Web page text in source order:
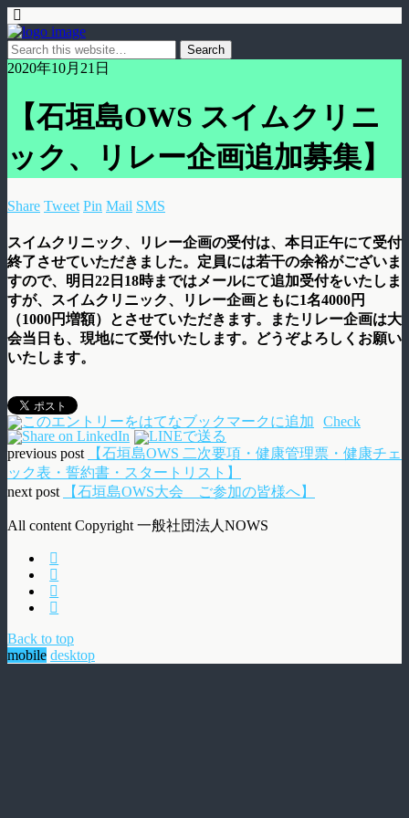
2020年10月21日
【石垣島OWS スイムクリニ
ック、リレー企画追加募集】
Share Tweet Pin Mail SMS
スイムクリニック、リレー企画の受付は、本日正午にて受付
終了させていただきました。定員には若干の余裕がございま
すので、明日22日18時まではメールにて追加受付をいたしま
すが、スイムクリニック、リレー企画ともに1名4000円
（1000円増額）とさせていただきます。またリレー企画は大
会当日も、現地にて受付いたします。どうぞよろしくお願い
いたします。
Check
previous post
【石垣島OWS 二次要項・健康管理票・健康チェ
ック表・誓約書・スタートリスト】
next post
【石垣島OWS大会 ご参加の皆様へ】
All content Copyright 一般社団法人NOWS
Back to top
mobile desktop